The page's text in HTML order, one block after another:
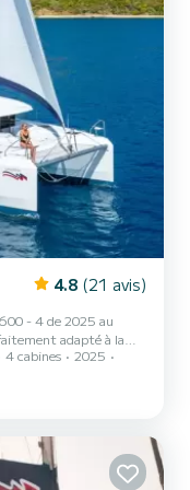
4.8 (21 avis)
- 4 de 2025 au
adapté à la
pour une
Avec une
4 cabines
2025